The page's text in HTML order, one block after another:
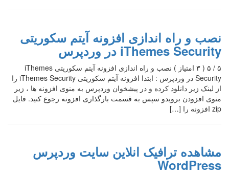
نصب و راه اندازی افزونه آیتم سکوریتی
iThemes Security در وردپرس
۵ / ۵ ( ۳ امتیاز ) نصب و راه اندازی افزونه آیتم سکوریتی iThemes
Security در وردپرس : ابتدا افزونه آیتم سکوریتی iThemes Security را
از لینک زیر دانلود کرده و در پیشخوان وردپرس به منوی افزونه ها ، زیر
منوی افزودن برویدو سپس به قسمت بارگذاری افزونه رجوع کنید. فایل
zip افزونه را […]
مشاهده ترافیک انلاین سایت وردپرس
WordPress